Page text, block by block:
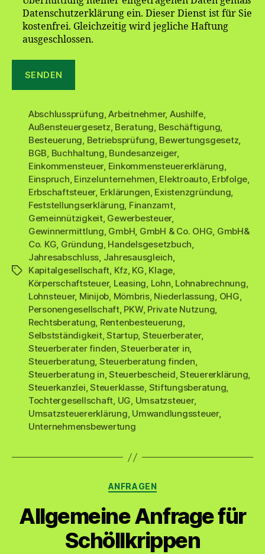
Datenschutzerklärung ein. Dieser Dienst ist für Sie
kostenfrei. Gleichzeitig wird jegliche Haftung
ausgeschlossen.
Schlagwörter
Abschlussprüfung,Arbeitnehmer, Aushilfe,
Außensteuergesetz, Beratung, Beschäftigung,
Besteuerung, Betriebsprüfung, Bewertungsgesetz,
BGB, Buchhaltung, Bundesanzeiger,
Einkommensteuer, Einkommensteuererklärung,
Einspruch, Einzelunternehmen, Elektroauto, Erbfolge,
Erbschaftsteuer, Erklärungen, Existenzgründung,
Feststellungserklärung, Finanzamt,
Gemeinnützigkeit, Gewerbesteuer,
Gewinnermittlung, GmbH, GmbH & Co. OHG, GmbH&
Co. KG, Gründung, Handelsgesetzbuch,
Jahresabschluss, Jahresausgleich,
Kapitalgesellschaft, Kfz, KG, Klage,
Körperschaftsteuer, Leasing, Lohn, Lohnabrechnung,
Lohnsteuer, Minijob, Mömbris, Niederlassung, OHG,
Personengesellschaft, PKW, Private Nutzung,
Rechtsberatung, Rentenbesteuerung,
Selbstständigkeit,Startup, Steuerberater,
Steuerberater finden,Steuerberater in,
Steuerberatung, Steuerberatung finden,
Steuerberatung in,Steuerbescheid,Steuererklärung,
Steuerkanzlei,Steuerklasse, Stiftungsberatung,
Tochtergesellschaft, UG, Umsatzsteuer,
Umsatzsteuererklärung, Umwandlungssteuer,
Unternehmensbewertung
Kategorien
ANFRAGEN
Allgemeine Anfrage für
Schöllkrippen